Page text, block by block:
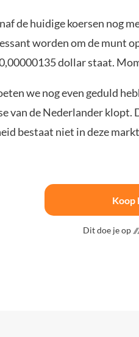
de huidige koersen nog
worden om de munt
dollar staat.
we nog even geduld
van de Nederlander
bestaat niet in deze
Koop
Dit doe je op